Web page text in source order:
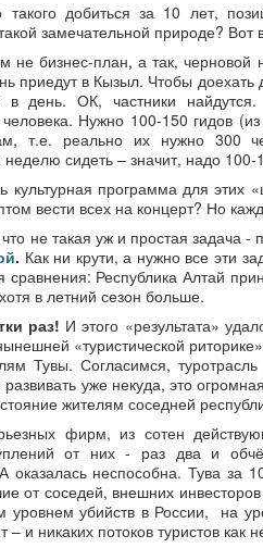
добиться за 10 лет,
замечательной природе? Вот
не бизнес-план, а так,
приедут в Кызыл. Чтобы
день. ОК, частники найдутся.
Нужно 100-150 гидов
т.е. реально их нужно 300
сидеть – значит, надо
культурная программа для
вести всех на концерт? Но
не такая уж и простая задача -
. Как ни крути, а нужно все эти
сравнения: Республика Алтай
в летний сезон больше.
раз! И этого «результата»
«туристической
Тувы. Согласимся,
уже некуда, это
жителям соседней
фирм, из сотен
от них - раз два и
оказалась неспособна. Тува за
от соседей, внешних
убийств в России, на
– и никаких потоков туристов как